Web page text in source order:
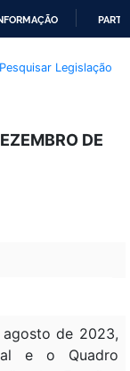
Pesquisar Legislação
DE
de 2023,
e o Quadro